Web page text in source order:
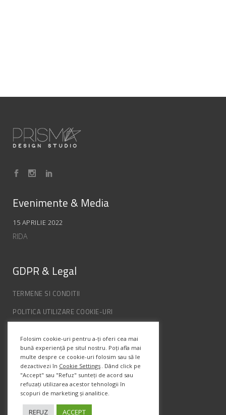
Evenimente & Media
15 APRILIE 2022
RIDA
GDPR & Legal
TERMENE SI CONDITII
POLITICA UTILIZARE COOKIE-URI
ANPC
Info Contact
Str. Semenic, Nr.1, Ap.5, Timisoara.
Telefon:(+4) 0747 066 701
Folosim cookie-uri pentru a-ți oferi cea mai
bună experiență pe situl nostru. Poți afla mai
multe despre ce cookie-uri folosim sau să le
dezactivezi în Cookie Settings . Dând click pe
"Accept" sau "Refuz" sunteți de acord sau
refuzați utilizarea acestor tehnologii în
scopuri de marketing și analitice.
REFUZ ACCEPT